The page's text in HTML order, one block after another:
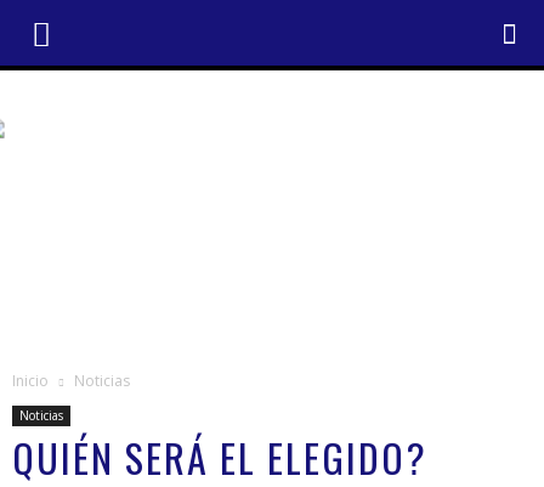
Inicio Noticias
Noticias
QUIÉN SERÁ EL ELEGIDO?